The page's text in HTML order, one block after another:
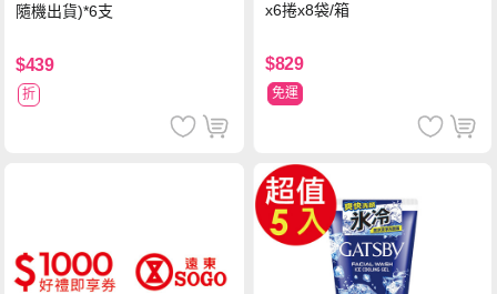
隨機出貨)*6支
$439
折
x6捲x8袋/箱
$829
免運